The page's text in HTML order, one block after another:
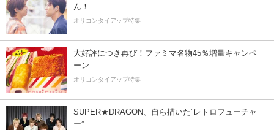
ん！
オリコンタイアップ特集
大好評につき再び！ファミマ名物45％増量キャンペ
ーン
オリコンタイアップ特集
SUPER★DRAGON、自ら描いた”レトロフューチャ
ー”